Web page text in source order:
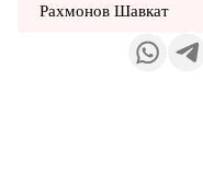
Рахмонов Шавкат